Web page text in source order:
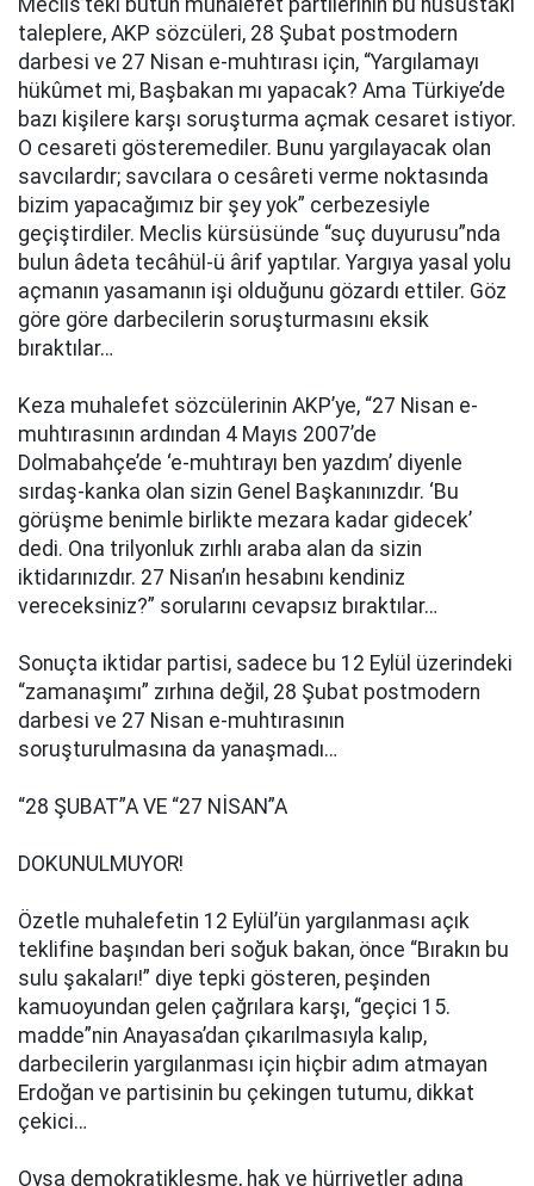
Meclis’teki bütün muhalefet partilerinin bu husustaki
taleplere, AKP sözcüleri, 28 Şubat postmodern
darbesi ve 27 Nisan e-muhtırası için, “Yargılamayı
hükûmet mi, Başbakan mı yapacak? Ama Türkiye’de
bazı kişilere karşı soruşturma açmak cesaret istiyor.
O cesareti gösteremediler. Bunu yargılayacak olan
savcılardır; savcılara o cesâreti verme noktasında
bizim yapacağımız bir şey yok” cerbezesiyle
geçiştirdiler. Meclis kürsüsünde “suç duyurusu”nda
bulun âdeta tecâhül-ü ârif yaptılar. Yargıya yasal yolu
açmanın yasamanın işi olduğunu gözardı ettiler. Göz
göre göre darbecilerin soruşturmasını eksik
bıraktılar…
Keza muhalefet sözcülerinin AKP’ye, “27 Nisan e-
muhtırasının ardından 4 Mayıs 2007’de
Dolmabahçe’de ‘e-muhtırayı ben yazdım’ diyenle
sırdaş-kanka olan sizin Genel Başkanınızdır. ‘Bu
görüşme benimle birlikte mezara kadar gidecek’
dedi. Ona trilyonluk zırhlı araba alan da sizin
iktidarınızdır. 27 Nisan’ın hesabını kendiniz
vereceksiniz?” sorularını cevapsız bıraktılar…
Sonuçta iktidar partisi, sadece bu 12 Eylül üzerindeki
“zamanaşımı” zırhına değil, 28 Şubat postmodern
darbesi ve 27 Nisan e-muhtırasının
soruşturulmasına da yanaşmadı…
“28 ŞUBAT”A VE “27 NİSAN”A
DOKUNULMUYOR!
Özetle muhalefetin 12 Eylül’ün yargılanması açık
teklifine başından beri soğuk bakan, önce “Bırakın bu
sulu şakaları!” diye tepki gösteren, peşinden
kamuoyundan gelen çağrılara karşı, “geçici 15.
madde”nin Anayasa’dan çıkarılmasıyla kalıp,
darbecilerin yargılanması için hiçbir adım atmayan
Erdoğan ve partisinin bu çekingen tutumu, dikkat
çekici…
Oysa demokratikleşme, hak ve hürriyetler adına